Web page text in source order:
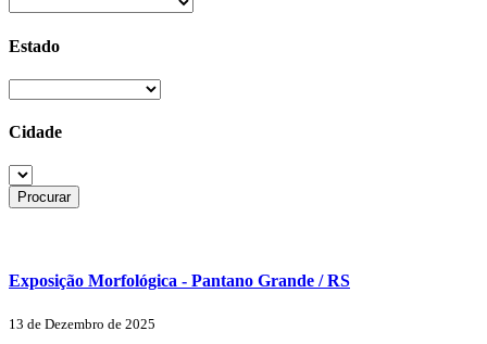
Estado
Cidade
Exposição Morfológica - Pantano Grande / RS
13 de Dezembro de 2025